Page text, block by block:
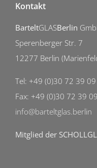
Kontakt
BarteltGLASBerlin
Sperenberger Str. 7
12277 Berlin
Tel: +49 (0)30 72 39
Fax: +49 (0)30 72 39
info@barteltglas.berlin
Mitglied der